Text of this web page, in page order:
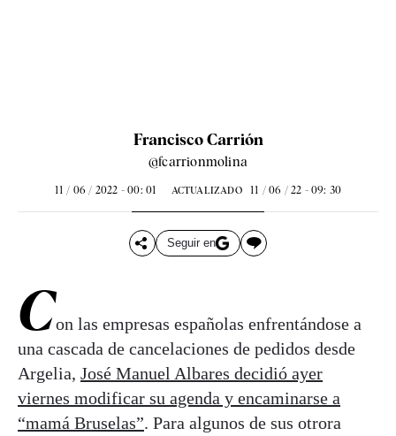
Francisco Carrión
@fcarrionmolina
11 / 06 / 2022 - 00: 01 ACTUALIZADO 11 / 06 / 22 - 09: 30
Seguir en
Con las empresas españolas enfrentándose a
una cascada de cancelaciones de pedidos desde
Argelia, José Manuel Albares decidió ayer
viernes modificar su agenda y encaminarse a
“mamá Bruselas”. Para algunos de sus otrora